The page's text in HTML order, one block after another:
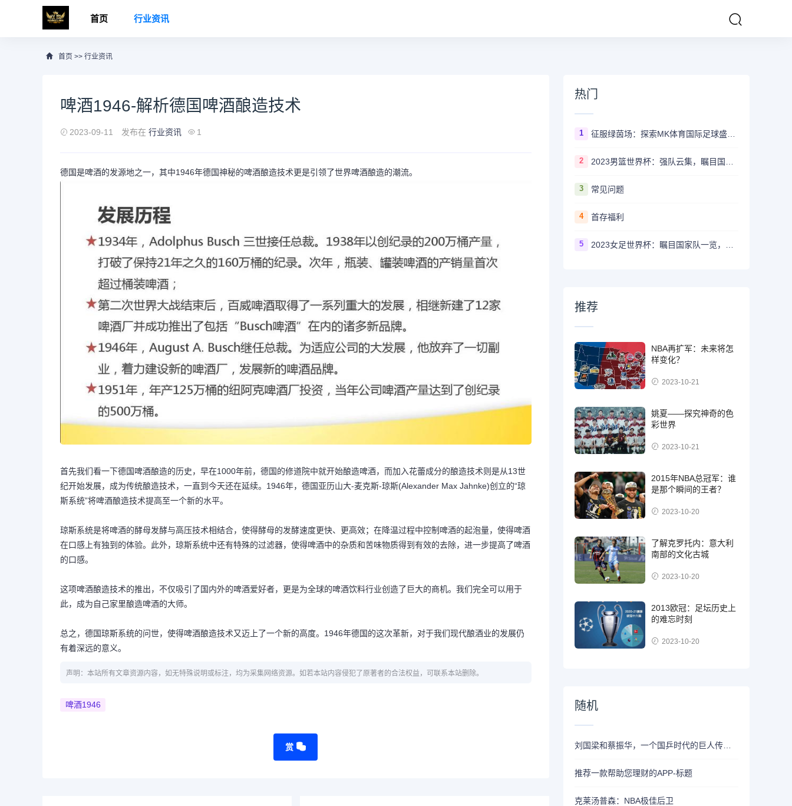
首页 行业资讯
首页 >> 行业资讯
啤酒1946-解析德国啤酒酿造技术
2023-09-11 发布在 行业资讯 1
德国是啤酒的发源地之一，其中1946年德国神秘的啤酒酿造技术更是引领了世界啤酒酿造的潮流。
首先我们看一下德国啤酒酿造的历史，早在1000年前，德国的修道院中就开始酿造啤酒，而加入花蕾成分的酿造技术则是从13世
纪开始发展，成为传统酿造技术，一直到今天还在延续。1946年，德国亚历山大-麦克斯-琼斯(Alexander Max Jahnke)创立的“琼
斯系统”将啤酒酿造技术提高至一个新的水平。
琼斯系统是将啤酒的酵母发酵与高压技术相结合，使得酵母的发酵速度更快、更高效；在降温过程中控制啤酒的起泡量，使得啤酒
在口感上有独到的体验。此外，琼斯系统中还有特殊的过滤器，使得啤酒中的杂质和苦味物质得到有效的去除，进一步提高了啤酒
的口感。
这项啤酒酿造技术的推出，不仅吸引了国内外的啤酒爱好者，更是为全球的啤酒饮料行业创造了巨大的商机。我们完全可以用于
此，成为自己家里酿造啤酒的大师。
总之，德国琼斯系统的问世，使得啤酒酿造技术又迈上了一个新的高度。1946年德国的这次革新，对于我们现代酿酒业的发展仍
有着深远的意义。
声明：本站所有文章资源内容，如无特殊说明或标注，均为采集网络资源。如若本站内容侵犯了原著者的合法权益，可联系本站删除。
啤酒1946
赏
热门
1 征服绿茵场：探索MK体育国际足球盛事的辉煌传奇
2
3 常见问题
4 首存福利
5
推荐
NBA再扩军：未来将怎
样变化？
2023-10-21
姚夏——探究神奇的色
彩世界
2023-10-21
2015年NBA总冠军：谁
是那个瞬间的王者？
2023-10-20
了解克罗托内：意大利
南部的文化古城
2023-10-20
2013欧冠：足坛历史上
的难忘时刻
2023-10-20
随机
推荐一款帮助您理财的APP-标题
克莱汤普森：NBA极佳后卫